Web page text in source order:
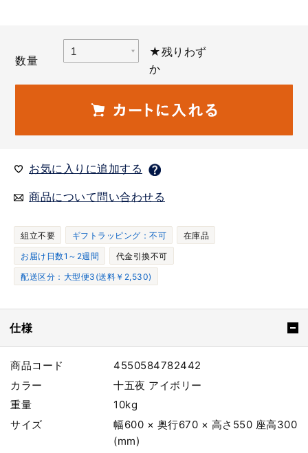
数量
★残りわず
か
お気に入りに追加する
商品について問い合わせる
組立不要 ギフトラッピング：不可
在庫品
お届け日数1～2週間
代金引換不可
配送区分：大型便3(送料￥2,530)
仕様
商品コード
4550584782442
カラー
十五夜 アイボリー
重量
10kg
サイズ
幅600 × 奥行670 × 高さ550 座高300
(mm)